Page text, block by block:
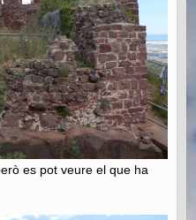
es pot veure el que ha